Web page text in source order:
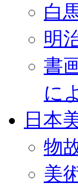
白
明
書
に
日本
物
美